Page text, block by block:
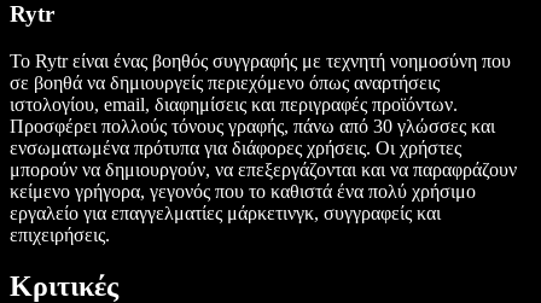
Rytr
Το Rytr είναι ένας βοηθός συγγραφής με τεχνητή νοημοσύνη που
σε βοηθά να δημιουργείς περιεχόμενο όπως αναρτήσεις
ιστολογίου, email, διαφημίσεις και περιγραφές προϊόντων.
Προσφέρει πολλούς τόνους γραφής, πάνω από 30 γλώσσες και
ενσωματωμένα πρότυπα για διάφορες χρήσεις. Οι χρήστες
μπορούν να δημιουργούν, να επεξεργάζονται και να παραφράζουν
κείμενο γρήγορα, γεγονός που το καθιστά ένα πολύ χρήσιμο
εργαλείο για επαγγελματίες μάρκετινγκ, συγγραφείς και
επιχειρήσεις.
Κριτικές